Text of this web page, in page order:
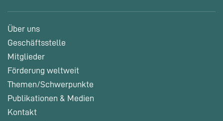
Über uns
Geschäftsstelle
Mitglieder
Förderung weltweit
Themen/Schwerpunkte
Publikationen & Medien
Kontakt